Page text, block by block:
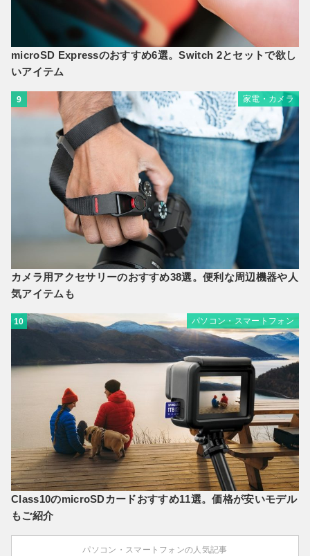
microSD Expressのおすすめ6選。Switch 2とセットで欲し
いアイテム
9 家電・カメラ
カメラ用アクセサリーのおすすめ38選。便利な周辺機器や人
気アイテムも
10 パソコン・スマートフォン
Class10のmicroSDカードおすすめ11選。価格が安いモデル
もご紹介
パソコン・スマートフォンの人気記事